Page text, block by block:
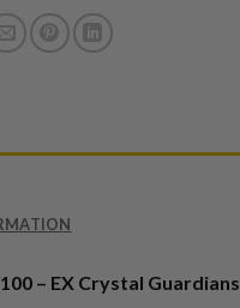
– EX Crystal Guardians